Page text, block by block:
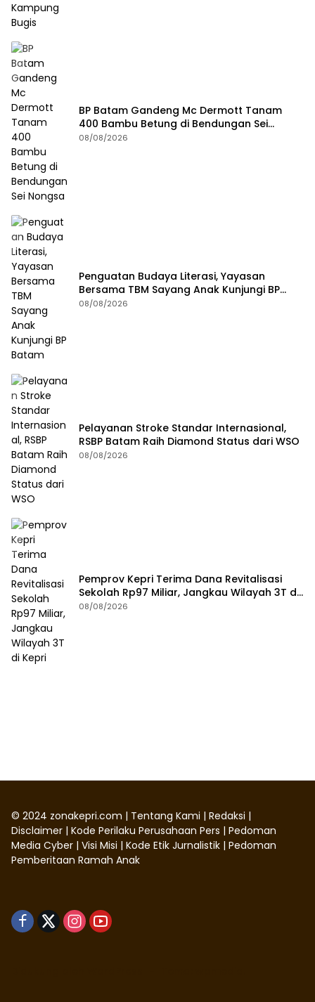
BP Batam Gandeng Mc Dermott Tanam
400 Bambu Betung di Bendungan Sei
Nongsa
08/08/2026
Penguatan Budaya Literasi, Yayasan
Bersama TBM Sayang Anak Kunjungi BP
Batam
08/08/2026
Pelayanan Stroke Standar Internasional,
RSBP Batam Raih Diamond Status dari WSO
08/08/2026
Pemprov Kepri Terima Dana Revitalisasi
Sekolah Rp97 Miliar, Jangkau Wilayah 3T di
Kepri
08/08/2026
© 2024 zonakepri.com | Tentang Kami | Redaksi |
Disclaimer | Kode Perilaku Perusahaan Pers | Pedoman
Media Cyber | Visi Misi | Kode Etik Jurnalistik | Pedoman
Pemberitaan Ramah Anak